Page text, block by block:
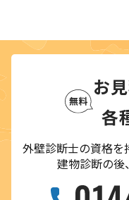
お
各
外壁診断士の資格を
建物診断の後